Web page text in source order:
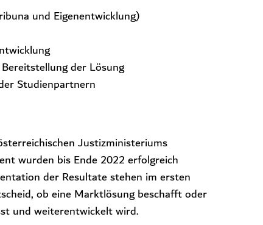
und Eigenentwicklung)
der Lösung
Studienpartnern
Justizministeriums
wurden bis Ende 2022 erfolgreich
der Resultate stehen im ersten
ob eine Marktlösung beschafft oder
und weiterentwickelt wird.